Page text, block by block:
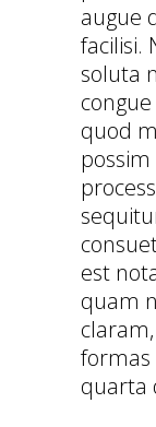
augue
facilisi.
soluta
quod
est
quam
formas
quarta